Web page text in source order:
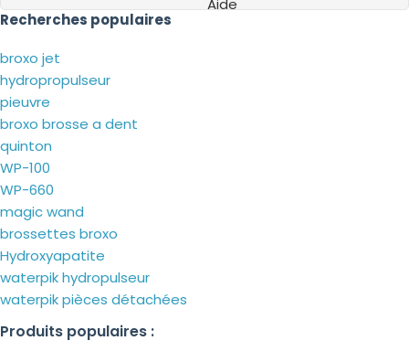
Recherches populaires
broxo jet
hydropropulseur
pieuvre
broxo brosse a dent
quinton
WP-100
WP-660
magic wand
brossettes broxo
Hydroxyapatite
waterpik hydropulseur
waterpik pièces détachées
Produits populaires :
Aide